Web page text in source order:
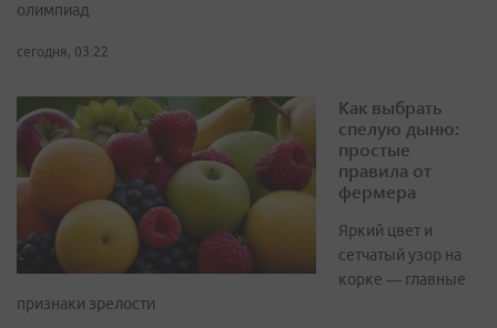
олимпиад
сегодня, 03:22
Как выбрать
спелую дыню:
простые
правила от
фермера
Яркий цвет и
сетчатый узор на
корке — главные
признаки зрелости